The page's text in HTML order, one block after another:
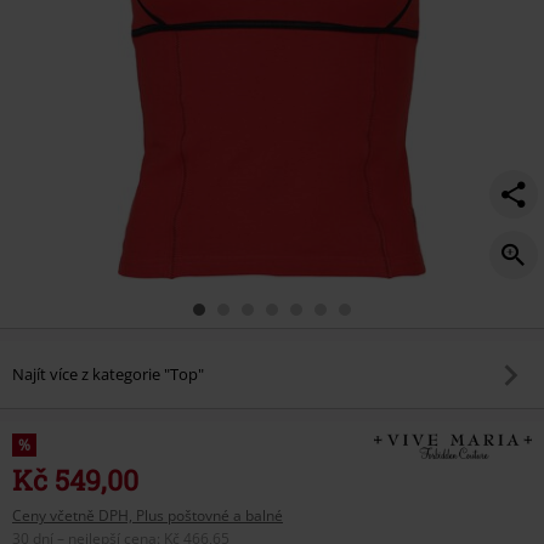
Najít více z kategorie "Top"
%
Kč 549,00
Ceny včetně DPH, Plus poštovné a balné
30 dní – nejlepší cena
Kč 466,65